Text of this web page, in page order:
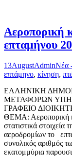
Αεροπορική
επταμήνου
13AugustAdminΝέα
επτάμηνο, κίνηση,
ΕΛΛΗΝΙΚΗ
ΜΕΤΑΦΟΡΩΝ
ΓΡΑΦΕΙΟ
ΘΕΜΑ: Αεροπορική
στατιστικά στοιχεία
αεροδρομίων το
συνολικός αριθμός
εκατομμύρια